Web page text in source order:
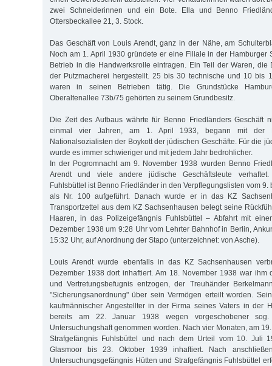
zwei Schneiderinnen und ein Bote. Ella und Benno
Ottersbeckallee 21, 3. Stock.
Das Geschäft von Louis Arendt, ganz in der Nähe, am
Noch am 1. April 1930 gründete er eine Filiale in der Hamburger
Betrieb in die Handwerksrolle eintragen. Ein Teil der Waren, die
der Putzmacherei hergestellt. 25 bis 30 technische und 10 bis
waren in seinen Betrieben tätig. Die Grundstücke
Oberaltenallee 73b/75 gehörten zu seinem Grundbesitz.
Die Zeit des Aufbaus währte für Benno Friedländers Geschäft
einmal vier Jahren, am 1. April 1933, begann mit der
Nationalsozialisten der Boykott der jüdischen Geschäfte. Für die
wurde es immer schwieriger und mit jedem Jahr bedrohlicher.
In der Pogromnacht am 9. November 1938 wurden Benno
Arendt und viele andere jüdische Geschäftsleute verhaftet.
Fuhlsbüttel ist Benno Friedländer in den Verpflegungslisten vom 9.
als Nr. 100 aufgeführt. Danach wurde er in das KZ
Transportzettel aus dem KZ Sachsenhausen belegt seine
Haaren, in das Polizeigefängnis Fuhlsbüttel – Abfahrt mit
Dezember 1938 um 9:28 Uhr vom Lehrter Bahnhof in Berlin,
15:32 Uhr, auf Anordnung der Stapo (unterzeichnet: von Asche).
Louis Arendt wurde ebenfalls in das KZ Sachsenhausen
Dezember 1938 dort inhaftiert. Am 18. November 1938 war ihm
und Vertretungsbefugnis entzogen, der Treuhänder
"Sicherungsanordnung" über sein Vermögen erteilt worden.
kaufmännischer Angestellter in der Firma seines Vaters in der
bereits am 22. Januar 1938 wegen vorgeschobener sog.
Untersuchungshaft genommen worden. Nach vier Monaten, am
Strafgefängnis Fuhlsbüttel und nach dem Urteil vom 10. Juli
Glasmoor bis 23. Oktober 1939 inhaftiert. Nach
Untersuchungsgefängnis Hütten und Strafgefängnis Fuhlsbüttel